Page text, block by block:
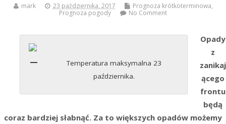
mark 23 października, 2017 Prognoza krótkoterminowa,
Prognoza pogody
No Comment
Temperatura maksymalna 23
października.
Opady
z
zanikaj
ącego
frontu
będą
coraz bardziej słabnąć. Za to większych opadów możemy